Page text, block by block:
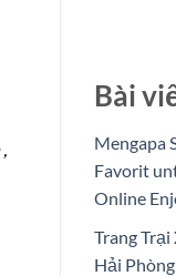
Bài
Mengapa
Favorit
Online
Trang
Hải Phòng